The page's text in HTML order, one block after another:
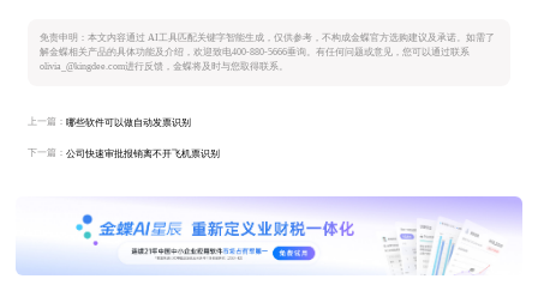
免责申明：本文内容通过 AI工具匹配关键字智能生成，仅供参考，不构成金蝶官方选购建议及承诺。如需了
解金蝶相关产品的具体功能及介绍，欢迎致电400-880-5666垂询。有任何问题或意见，您可以通过联系
olivia_@kingdee.com进行反馈，金蝶将及时与您取得联系。
上一篇：哪些软件可以做自动发票识别
下一篇：公司快速审批报销离不开飞机票识别